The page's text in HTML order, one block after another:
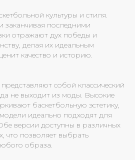
культуры и стиля.
заканчивая последними
отражают дух победы и
делая их идеальным
качество и историю.
собой классический
не выходит из моды. Высокие
баскетбольную эстетику,
идеально подходят для
версии доступны в различных
что позволяет выбрать
образа.